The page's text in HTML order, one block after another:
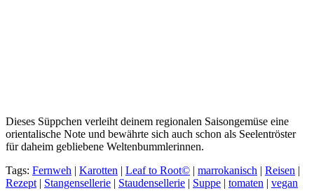
Dieses Süppchen verleiht deinem regionalen Saisongemüse eine
orientalische Note und bewährte sich auch schon als Seelentröster
für daheim gebliebene Weltenbummlerinnen.
Tags: Fernweh | Karotten | Leaf to Root© | marrokanisch | Reisen |
Rezept | Stangensellerie | Staudensellerie | Suppe | tomaten | vegan